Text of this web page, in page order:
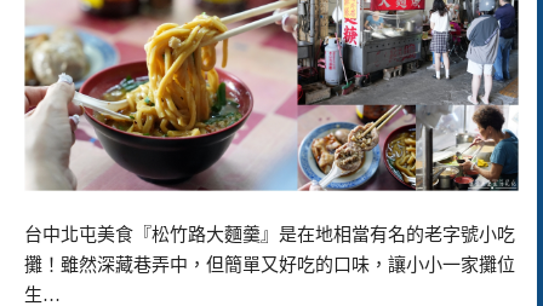
台中北屯美食『松竹路大麵羹』是在地相當有名的老字號小吃
攤！雖然深藏巷弄中，但簡單又好吃的口味，讓小小一家攤位
生…